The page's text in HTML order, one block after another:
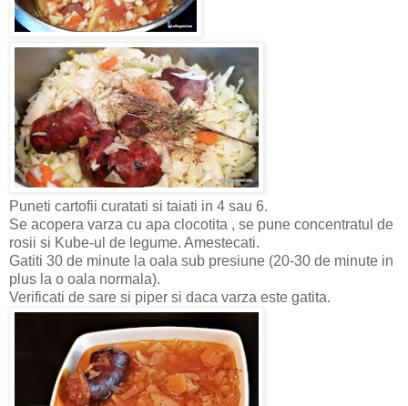
Puneti cartofii curatati si taiati in 4 sau 6.
Se acopera varza cu apa clocotita , se pune concentratul de
rosii si Kube-ul de legume. Amestecati.
Gatiti 30 de minute la oala sub presiune (20-30 de minute in
plus la o oala normala).
Verificati de sare si piper si daca varza este gatita.